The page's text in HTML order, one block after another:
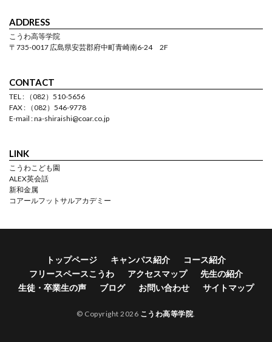
ADDRESS
こうわ高等学院
〒735-0017 広島県安芸郡府中町青崎南6-24 2F
CONTACT
TEL : （082）510-5656
FAX : （082）546-9778
E-mail : na-shiraishi@coar.co.jp
LINK
こうわこども園
ALEX英会話
新和金属
コアールフットサルアカデミー
トップページ キャンパス紹介
コース紹介
フリースペースこうわ
アクセスマップ
先生の紹介
生徒・卒業生の声
ブログ お問い合わせ サイトマップ
© Copyright 2026 こうわ高等学院.